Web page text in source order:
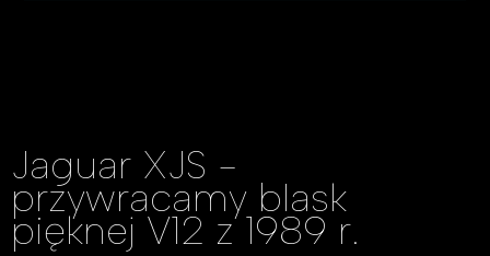
Jaguar XJS -
przywracamy blask
pięknej V12 z 1989 r.